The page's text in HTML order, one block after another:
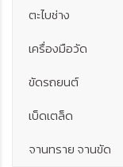
ตะไบช่าง
เครื่องมือวัด
ขัดรถยนต์
เบ็ดเตล็ด
จานทราย จานขัด